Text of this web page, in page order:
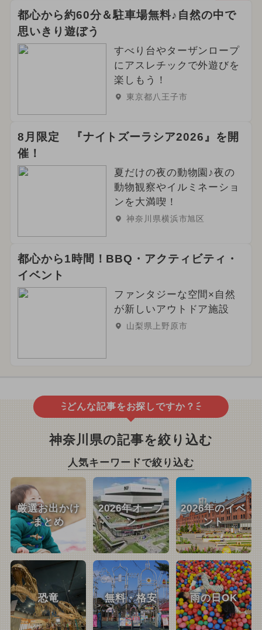
都心から約60分＆駐車場無料♪自然の中で
思いきり遊ぼう
すべり台やターザンロープ
にアスレチックで外遊びを
楽しもう！
東京都八王子市
8月限定 『ナイトズーラシア2026』を開
催！
夏だけの夜の動物園♪夜の
動物観察やイルミネーショ
ンを大満喫！
神奈川県横浜市旭区
都心から1時間！BBQ・アクティビティ・
イベント
ファンタジーな空間×自然
が新しいアウトドア施設
山梨県上野原市
どんな記事をお探しですか？
神奈川県の記事を絞り込む
人気キーワードで絞り込む
厳選お出かけ
まとめ
2026年オープ
ン
2026年のイベ
ント
恐竜 無料・格安 雨の日OK